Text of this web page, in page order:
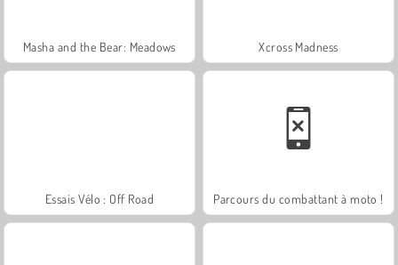
Masha and the Bear: Meadows Xcross Madness
Essais Vélo : Off Road Parcours du combattant à moto !